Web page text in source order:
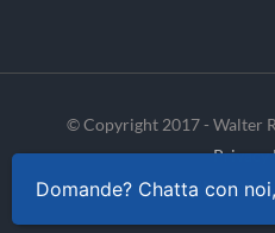
© Copyright 2017 - Walter
Privacy
Cookie Policy
INVENIA
Domande? Chatta con